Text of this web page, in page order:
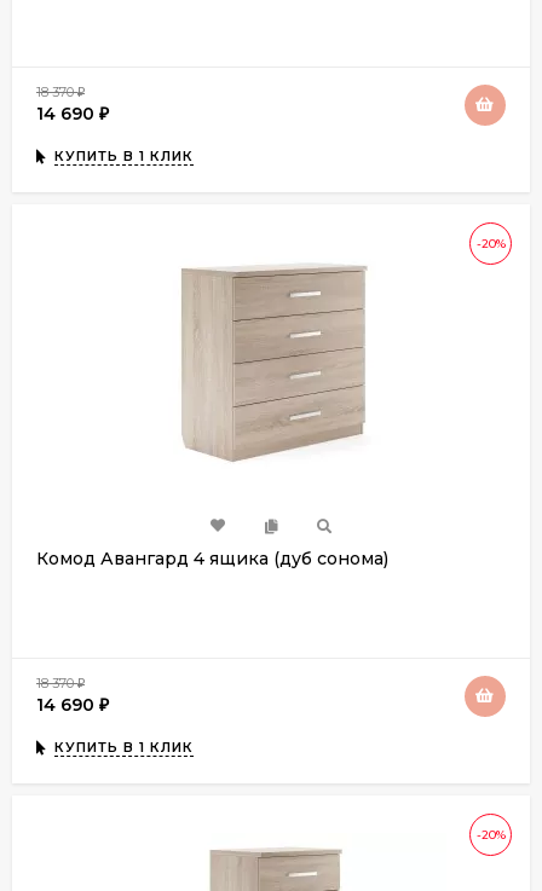
18 370₽
14 690 ₽
КУПИТЬ В 1 КЛИК
-20%
Комод Авангард 4 ящика (дуб сонома)
18 370₽
14 690 ₽
КУПИТЬ В 1 КЛИК
-20%